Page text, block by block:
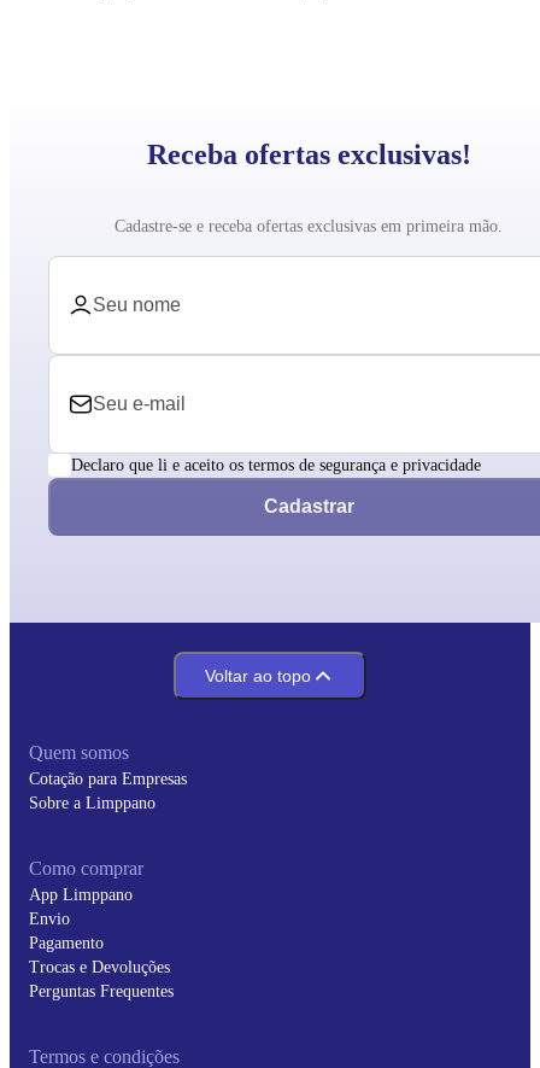
Receba ofertas exclusivas!
Cadastre-se e receba ofertas exclusivas em primeira mão.
Declaro que li e aceito os termos de segurança e privacidade
Cadastrar
Voltar ao topo
Quem somos
Cotação para Empresas
Sobre a Limppano
Como comprar
App Limppano
Envio
Pagamento
Trocas e Devoluções
Perguntas Frequentes
Termos e condições